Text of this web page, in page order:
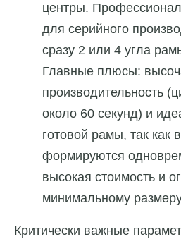
центры.
для серийного
сразу 2 или 4 угла
Главные плюсы:
производительность
около 60 секунд) и
готовой рамы, так как
формируются
высокая стоимость и
минимальному
Критически важные